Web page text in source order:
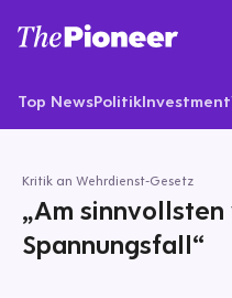
Top NewsPolitikInvestment
Kritik an Wehrdienst-Gesetz
„Am
Spannungsfall“